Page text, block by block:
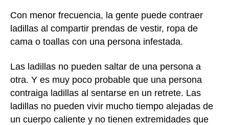
Con menor frecuencia, la gente puede contraer
ladillas al compartir prendas de vestir, ropa de
cama o toallas con una persona infestada.
Las ladillas no pueden saltar de una persona a
otra. Y es muy poco probable que una persona
contraiga ladillas al sentarse en un retrete. Las
ladillas no pueden vivir mucho tiempo alejadas de
un cuerpo caliente y no tienen extremidades que